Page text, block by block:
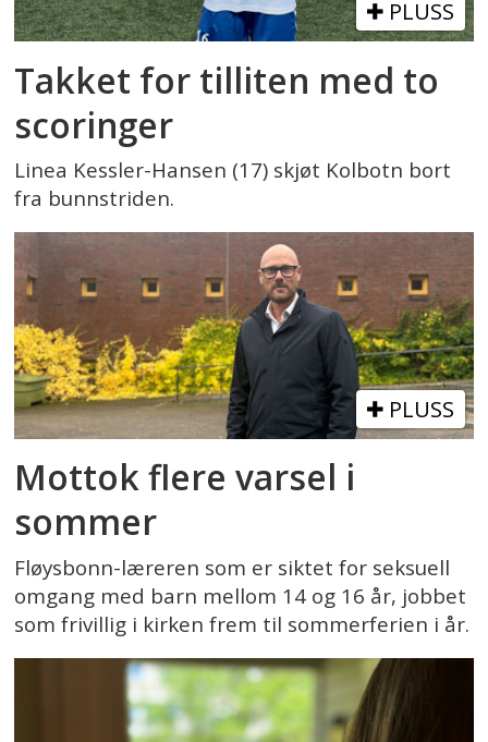
PLUSS
Takket for tilliten med to
scoringer
Linea Kessler-Hansen (17) skjøt Kolbotn bort
fra bunnstriden.
PLUSS
Mottok flere varsel i
sommer
Fløysbonn-læreren som er siktet for seksuell
omgang med barn mellom 14 og 16 år, jobbet
som frivillig i kirken frem til sommerferien i år.